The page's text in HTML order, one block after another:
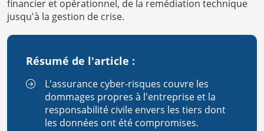
financier et opérationnel, de la remédiation technique
jusqu'à la gestion de crise.
Résumé de l'article :
L'assurance cyber-risques couvre les
dommages propres à l'entreprise et la
responsabilité civile envers les tiers dont
les données ont été compromises.